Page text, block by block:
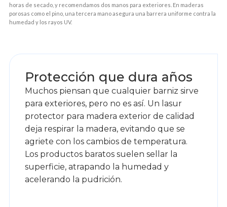
horas de secado, y recomendamos dos manos para exteriores. En maderas
porosas como el pino, una tercera mano asegura una barrera uniforme contra la
humedad y los rayos UV.
Protección que dura años
Muchos piensan que cualquier barniz sirve
para exteriores, pero no es así. Un lasur
protector para madera exterior de calidad
deja respirar la madera, evitando que se
agriete con los cambios de temperatura.
Los productos baratos suelen sellar la
superficie, atrapando la humedad y
acelerando la pudrición.